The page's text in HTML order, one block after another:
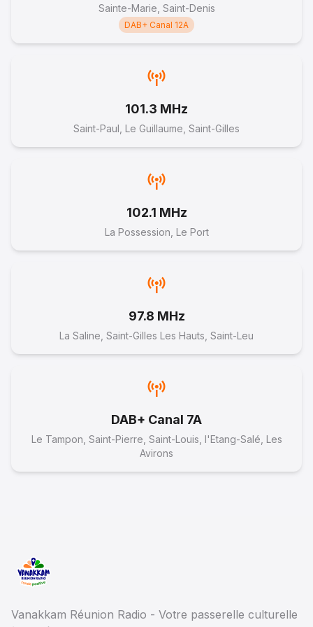
Sainte-Marie, Saint-Denis
DAB+ Canal 12A
101.3 MHz
Saint-Paul, Le Guillaume, Saint-Gilles
102.1 MHz
La Possession, Le Port
97.8 MHz
La Saline, Saint-Gilles Les Hauts, Saint-Leu
DAB+ Canal 7A
Le Tampon, Saint-Pierre, Saint-Louis, l'Etang-Salé, Les
Avirons
Vanakkam Réunion Radio - Votre passerelle culturelle